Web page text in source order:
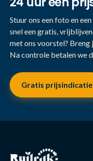
Stuur ons een foto en
snel een gratis,
met ons voorstel? Breng
Na controle betalen we
Gratis prijsindicatie